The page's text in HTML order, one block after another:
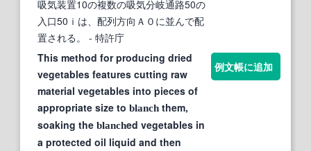
吸気装置10の複数の吸気分岐通路50の
入口50ｉは、配列方向Ａ０に並んで配
置される。
- 特許庁
This method for producing dried
vegetables features cutting raw
material vegetables into pieces of
appropriate size to blanch them,
soaking the blanched vegetables in
a protected oil liquid and then
例文帳に追加